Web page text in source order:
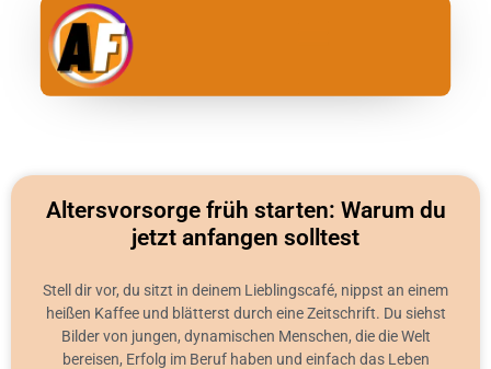
springen
Altersvorsorge früh starten: Warum du
jetzt anfangen solltest
Stell dir vor, du sitzt in deinem Lieblingscafé, nippst an einem
heißen Kaffee und blätterst durch eine Zeitschrift. Du siehst
Bilder von jungen, dynamischen Menschen, die die Welt
bereisen, Erfolg im Beruf haben und einfach das Leben